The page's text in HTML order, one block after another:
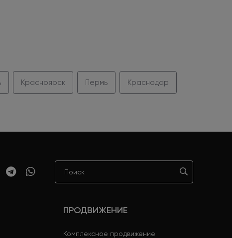
Красноярск Пермь Краснодар
ПРОДВИЖЕНИЕ
Комплексное продвижение